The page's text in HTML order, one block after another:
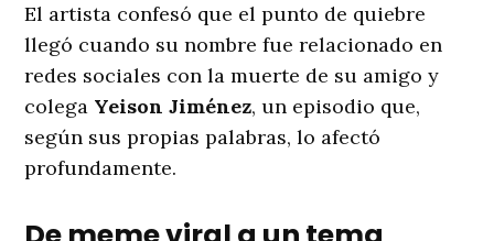
El artista confesó que el punto de quiebre
llegó cuando su nombre fue relacionado en
redes sociales con la muerte de su amigo y
colega Yeison Jiménez, un episodio que,
según sus propias palabras, lo afectó
profundamente.